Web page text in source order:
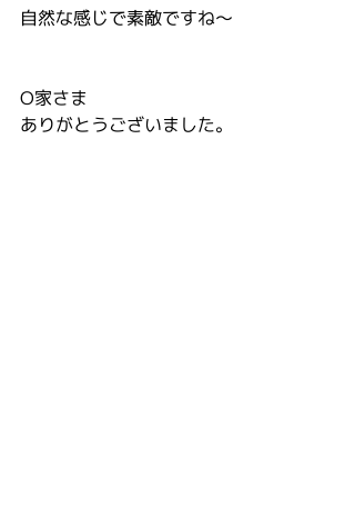
自然な感じで素敵ですね～
O家さま
ありがとうございました。